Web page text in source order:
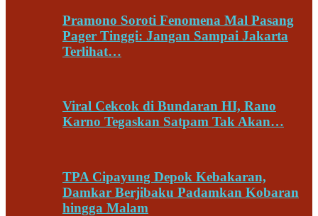
Pramono Soroti Fenomena Mal Pasang
Pager Tinggi: Jangan Sampai Jakarta
Terlihat…
Viral Cekcok di Bundaran HI, Rano
Karno Tegaskan Satpam Tak Akan…
TPA Cipayung Depok Kebakaran,
Damkar Berjibaku Padamkan Kobaran
hingga Malam